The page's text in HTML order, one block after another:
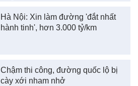
Hà Nội: Xin làm đường 'đắt nhất
hành tinh', hơn 3.000 tỷ/km
Chậm thi công, đường quốc lộ bị
cày xới nham nhở